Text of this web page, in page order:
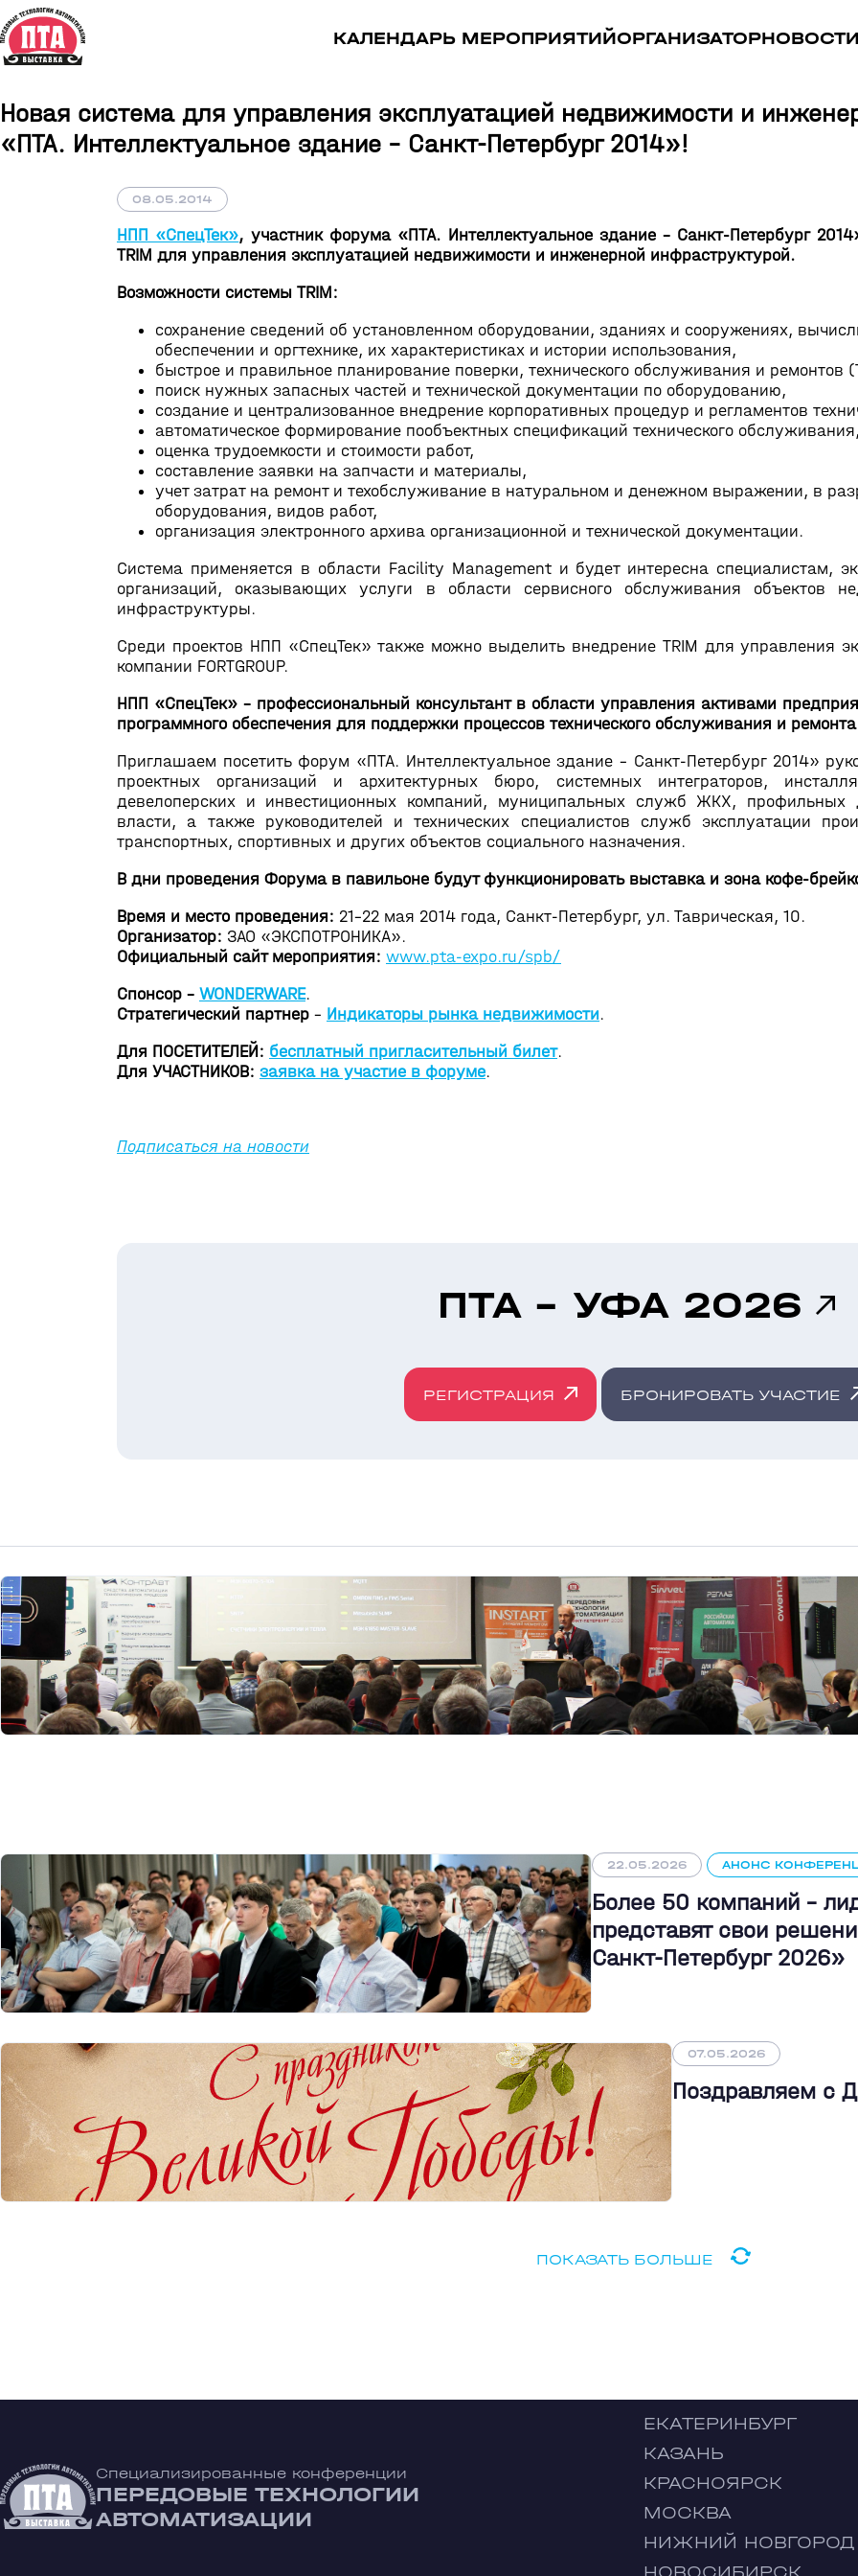
КАЛЕНДАРЬ МЕРОПРИЯТИЙОРГАНИЗАТОР
Новая система для управления эксплуатацией недвижимости и
«ПТА. Интеллектуальное здание – Санкт-Петербург 2014»!
08.05.2014
НПП «СпецТек», участник форума «ПТА. Интеллектуальное здание - Санкт-Петербург
TRIM для управления эксплуатацией недвижимости и инженерной инфраструктурой.
Возможности системы TRIM:
сохранение сведений об установленном оборудовании, зданиях и сооружениях,
обеспечении и оргтехнике, их характеристиках и истории использования,
быстрое и правильное планирование поверки, технического обслуживания и ремонтов
поиск нужных запасных частей и технической документации по оборудованию,
создание и централизованное внедрение корпоративных процедур и регламентов
автоматическое формирование пообъектных спецификаций технического
оценка трудоемкости и стоимости работ,
составление заявки на запчасти и материалы,
учет затрат на ремонт и техобслуживание в натуральном и денежном выражении, в
оборудования, видов работ,
организация электронного архива организационной и технической документации.
Система применяется в области Facility Management и будет интересна специалистам,
организаций, оказывающих услуги в области сервисного обслуживания объектов
инфраструктуры.
Среди проектов НПП «СпецТек» также можно выделить внедрение TRIM для управления
компании FORTGROUP.
НПП «СпецТек» - профессиональный консультант в области управления активами
программного обеспечения для поддержки процессов технического обслуживания и
Приглашаем посетить форум «ПТА. Интеллектуальное здание – Санкт-Петербург 2014»
проектных организаций и архитектурных бюро, системных интеграторов,
девелоперских и инвестиционных компаний, муниципальных служб ЖКХ, профильных
власти, а также руководителей и технических специалистов служб эксплуатации
транспортных, спортивных и других объектов социального назначения.
В дни проведения Форума в павильоне будут функционировать выставка и зона кофе-
Время и место проведения: 21-22 мая 2014 года, Санкт-Петербург, ул. Таврическая, 10.
Организатор: ЗАО «ЭКСПОТРОНИКА».
Официальный сайт мероприятия: www.pta-expo.ru/spb/
Спонсор - WONDERWARE.
Стратегический партнер - Индикаторы рынка недвижимости.
Для ПОСЕТИТЕЛЕЙ: бесплатный пригласительный билет.
Для УЧАСТНИКОВ: заявка на участие в форуме.
Подписаться на новости
ПТА - УФА 2026
РЕГИСТРАЦИЯ БРОНИРОВАТЬ УЧАСТИЕ
22.05.2026 АНОНС
Более 50 компаний -
представят свои
Санкт-Петербург 2026»
07.05.2026
Поздравляем с
ПОКАЗАТЬ БОЛЬШЕ
Специализированные конференции
ПЕРЕДОВЫЕ ТЕХНОЛОГИИ
АВТОМАТИЗАЦИИ
ЕКАТЕРИНБУРГ
КАЗАНЬ
КРАСНОЯРСК
МОСКВА
НИЖНИЙ НОВГОРОД